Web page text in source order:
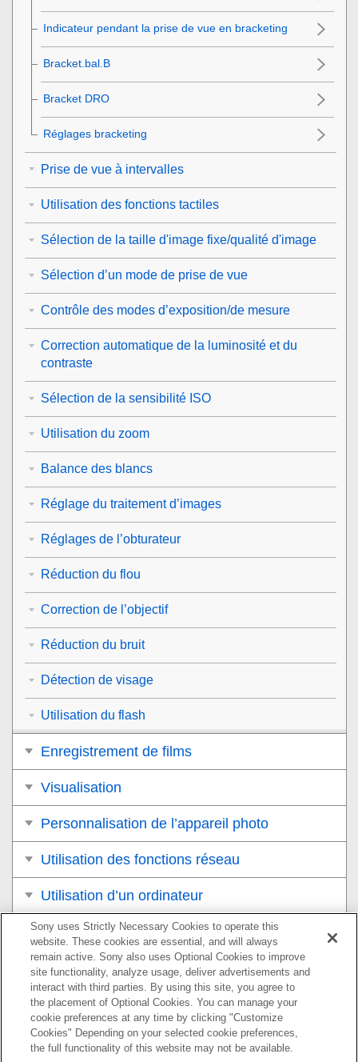
Indicateur pendant la prise de vue en bracketing
Bracket.bal.B
Bracket DRO
Réglages bracketing
Prise de vue à intervalles
Utilisation des fonctions tactiles
Sélection de la taille d'image fixe/qualité d'image
Sélection d’un mode de prise de vue
Contrôle des modes d’exposition/de mesure
Correction automatique de la luminosité et du
contraste
Sélection de la sensibilité ISO
Utilisation du zoom
Balance des blancs
Réglage du traitement d’images
Réglages de l’obturateur
Réduction du flou
Correction de l’objectif
Réduction du bruit
Détection de visage
Utilisation du flash
Enregistrement de films
Visualisation
Personnalisation de l’appareil photo
Utilisation des fonctions réseau
Utilisation d’un ordinateur
Liste des éléments du MENU
Précautions/Le produit
Si vous avez des problèmes
Sony uses Strictly Necessary Cookies to operate this
website. These cookies are essential, and will always
remain active. Sony also uses Optional Cookies to improve
site functionality, analyze usage, deliver advertisements and
interact with third parties. By using this site, you agree to
the placement of Optional Cookies. You can manage your
cookie preferences at any time by clicking "Customize
Cookies" Depending on your selected cookie preferences,
the full functionality of this website may not be available.